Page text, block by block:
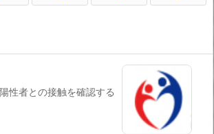
陽性者との接触を確認する